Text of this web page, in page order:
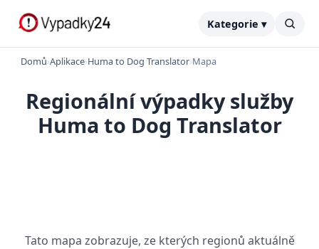
Kategorie ▾
Domů›Aplikace›Huma to Dog Translator›Mapa
Regionální výpadky služby
Huma to Dog Translator
Tato mapa zobrazuje, ze kterých regionů aktuálně